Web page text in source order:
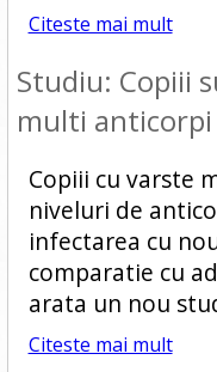
Citeste mai mult
Studiu: Copiii
multi
Copiii cu varste
niveluri de
infectarea cu
comparatie cu
arata un nou
Citeste mai mult